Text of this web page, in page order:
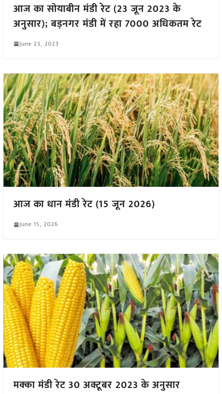
आज का सोयाबीन मंडी रेट (23 जून 2023 के
अनुसार); बड़नगर मंडी में रहा 7000 अधिकतम रेट
June 23, 2023
आज का धान मंडी रेट (15 जून 2026)
June 15, 2026
मक्का मंडी रेट 30 अक्टूबर 2023 के अनुसार